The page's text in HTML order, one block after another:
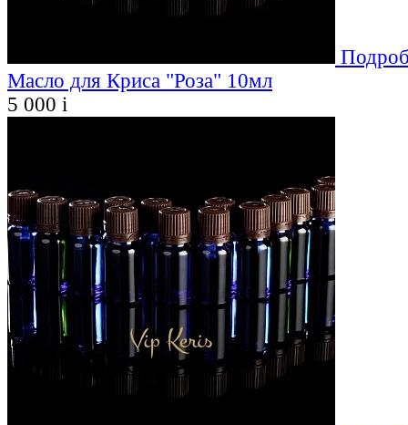
Масло для Криса "Роза" 10мл
5 000 i